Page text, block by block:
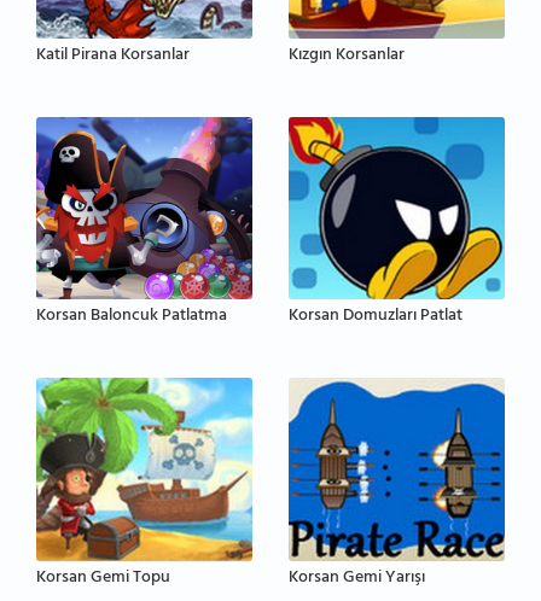
Katil Pirana Korsanlar Kızgın Korsanlar
Korsan Baloncuk Patlatma Korsan Domuzları Patlat
Korsan Gemi Topu Korsan Gemi Yarışı